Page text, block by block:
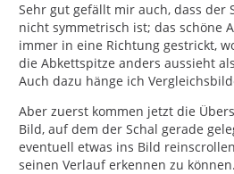
Sehr gut gefällt mir auch, dass der
nicht symmetrisch ist; das schöne
immer in eine Richtung gestrickt,
die Abkettspitze anders aussieht
Auch dazu hänge ich
Aber zuerst kommen jetzt die
Bild, auf dem der Schal gerade
eventuell etwas ins Bild
seinen Verlauf erkennen zu können.